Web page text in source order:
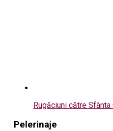
Rugăciuni către
Pelerinaje